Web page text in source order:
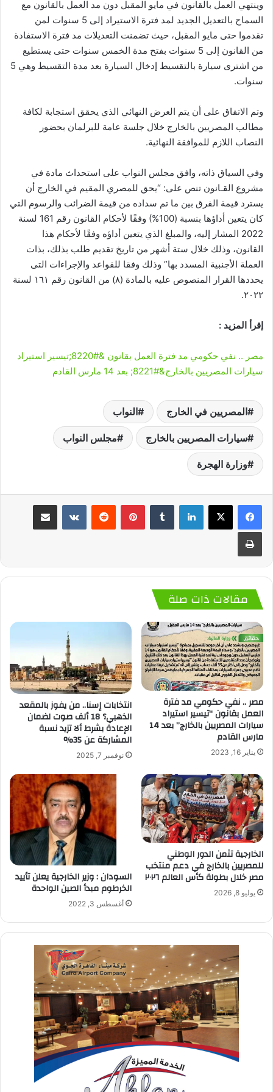
وينتهي العمل بالقانون في مايو المقبل دون مد العمل بالقانون مع
السماح بالتعديل الجديد لمد فترة الاستيراد إلى 5 سنوات لمن
تقدموا حتى مايو المقبل، حيث تضمنت التعديلات مد فترة الاستفادة
من القانون إلى 5 سنوات بفتح مدة الخمس سنوات حتى يستطيع
من اشترى سيارة بالتقسيط إدخال السيارة بعد مدة التقسيط وهي 5
سنوات.
وتم الاتفاق على أن يتم العرض النهائي الذي يحقق استجابة لكافة
مطالب المصريين بالخارج خلال جلسة عامة للبرلمان بحضور
النصاب اللازم للموافقة النهائية.
وفي السياق ذاته، وافق مجلس النواب على استحداث مادة في
مشروع القـانون تنص على: “يحق للمصري المقيم في الخارج أن
يسترد قيمة الفرق بين ما تم سداده من قيمة الضرائب والرسوم التي
كان يتعين أداؤها بنسبة (100%) وفقًا لأحكام القانون رقم 161 لسنة
2022 المشار إليه، والمبلغ الذي يتعين أداؤه وفقًا لأحكام هذا
القانون، وذلك خلال ستة أشهر من تاريخ تقديم طلب بذلك، بذات
العملة الأجنبية المسدد بها” وذلك وفقا للقواعد والإجراءات التى
يحددها القرار المنصوص عليه بالمادة (٨) من القانون رقم ١٦١ لسنة
٢٠٢٢.
إقرأ المزيد :
مصر .. نفي حكومي مد فترة العمل بقانون &#8220;تيسير استيراد
سيارات المصريين بالخارج&#8221; بعد 14 مارس القادم
المصريين في الخارج النواب
سيارات المصريين بالخارج مجلس النواب
وزارة الهجرة
لينكدإن بينتيريست
مقالات ذات صلة
مصر .. نفي حكومي مد فترة
العمل بقانون “تيسير استيراد
سيارات المصريين بالخارج” بعد 14
مارس القادم
يناير 16, 2023
انتخابات إسنا.. من يفوز بالمقعد
الذهبي؟ 18 ألف صوت لضمان
الإعادة بشرط ألا تزيد نسبة
المشاركة عن 35%
نوفمبر 7, 2025
الخارجية تثمن الدور الوطني
للمصريين بالخارج في دعم منتخب
مصر خلال بطولة كأس العالم ٢٠٢٦
يوليو 8, 2026
السودان : وزير الخارجية يعلن تأييد
الخرطوم مبدأ الصين الواحدة
أغسطس 3, 2022